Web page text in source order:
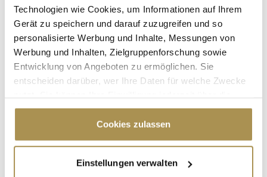
Technologien wie Cookies, um Informationen auf Ihrem
Gerät zu speichern und darauf zuzugreifen und so
personalisierte Werbung und Inhalte, Messungen von
Werbung und Inhalten, Zielgruppenforschung sowie
Entwicklung von Angeboten zu ermöglichen. Sie
entscheiden darüber, wer Ihre Daten für welche Zwecke
Cookie-Erklärung oder durch Klicken auf das Privacy
Trigger Symbol ändern oder widerrufen
Informationen über Ihre geografische Lage
Cookies zulassen
Einstellungen verwalten
Seite 1 / 8